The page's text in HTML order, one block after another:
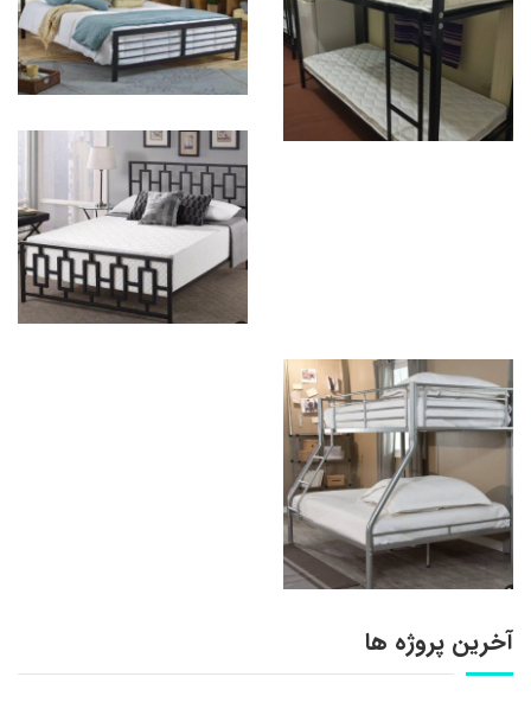
آخرین پروژه ها